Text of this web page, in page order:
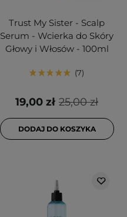
Trust My Sister - Scalp
Serum - Wcierka do Skóry
Głowy i Włosów - 100ml
7
25,00 zł
19,00 zł
DODAJ DO KOSZYKA